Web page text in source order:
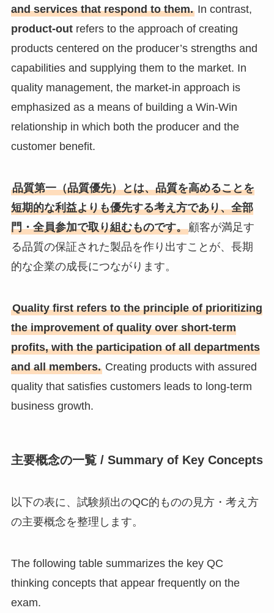
and services that respond to them.In contrast,
product-outrefers to the approach of creating
products centered on the producer’s strengths and
capabilities and supplying them to the market. In
quality management, the market-in approach is
emphasized as a means of building a Win-Win
relationship in which both the producer and the
customer benefit.
品質第一（品質優先）とは、品質を高めることを
短期的な利益よりも優先する考え方であり、全部
門・全員参加で取り組むものです。顧客が満足す
る品質の保証された製品を作り出すことが、長期
的な企業の成長につながります。
Quality first refers to the principle of prioritizing
the improvement of quality over short-term
profits, with the participation of all departments
and all members.Creating products with assured
quality that satisfies customers leads to long-term
business growth.
主要概念の一覧 / Summary of Key Concepts
以下の表に、試験頻出のQC的ものの見方・考え方
の主要概念を整理します。
The following table summarizes the key QC
thinking concepts that appear frequently on the
exam.